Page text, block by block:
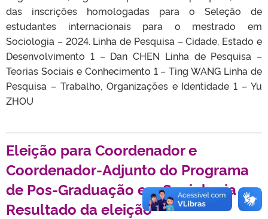
das inscrições homologadas para o Seleção de
estudantes internacionais para o mestrado em
Sociologia – 2024. Linha de Pesquisa – Cidade, Estado e
Desenvolvimento 1 – Dan CHEN Linha de Pesquisa –
Teorias Sociais e Conhecimento 1 – Ting WANG Linha de
Pesquisa – Trabalho, Organizações e Identidade 1 – Yu
ZHOU
Eleição para Coordenador e
Coordenador-Adjunto do Programa
de Pos-Graduação em Sociologia –
Resultado da eleição